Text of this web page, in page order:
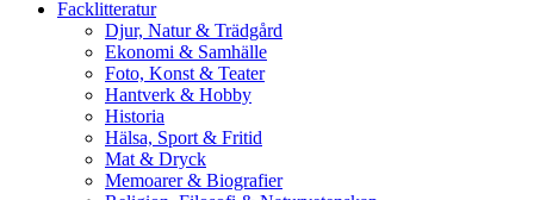
Facklitteratur
Djur, Natur & Trädgård
Ekonomi & Samhälle
Foto, Konst & Teater
Hantverk & Hobby
Historia
Hälsa, Sport & Fritid
Mat & Dryck
Memoarer & Biografier